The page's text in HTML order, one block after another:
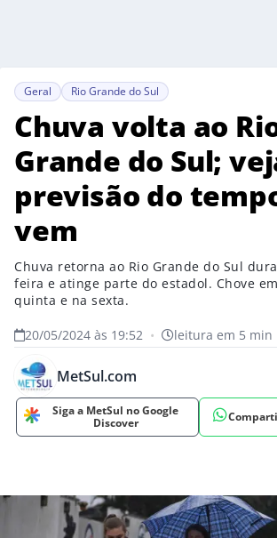
Geral Rio Grande do Sul
Chuva volta ao
Grande do Sul;
previsão do
vem
Chuva retorna ao Rio Grande do Sul
feira e atinge parte do estadol. Chove
quinta e na sexta.
20/05/2024 às 19:52 • leitura em 5 min
MetSul.com
Siga a MetSul no Google
Discover